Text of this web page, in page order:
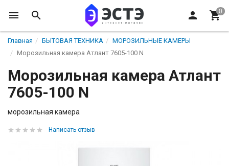
Главная БЫТОВАЯ ТЕХНИКА
МОРОЗИЛЬНЫЕ КАМЕРЫ
Морозильная камера Атлант 7605-100 N
Морозильная камера Атлант
7605-100 N
морозильная камера
Написать отзыв